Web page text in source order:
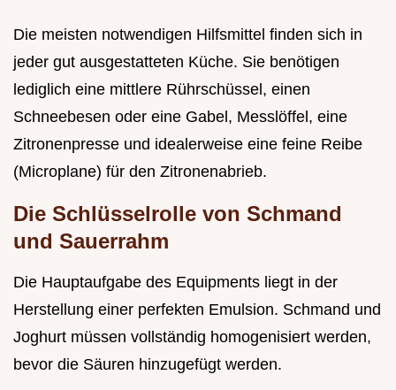
Die meisten notwendigen Hilfsmittel finden sich in
jeder gut ausgestatteten Küche. Sie benötigen
lediglich eine mittlere Rührschüssel, einen
Schneebesen oder eine Gabel, Messlöffel, eine
Zitronenpresse und idealerweise eine feine Reibe
(Microplane) für den Zitronenabrieb.
Die Schlüsselrolle von Schmand
und Sauerrahm
Die Hauptaufgabe des Equipments liegt in der
Herstellung einer perfekten Emulsion. Schmand und
Joghurt müssen vollständig homogenisiert werden,
bevor die Säuren hinzugefügt werden.